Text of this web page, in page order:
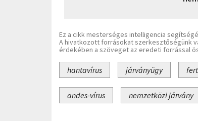
Ez a cikk mesterséges intelligencia
A hivatkozott forrásokat szerkesztőségünk
érdekében a szöveget az eredeti forrással
hantavírus járványügy
andes-vírus nemzetközi járvány